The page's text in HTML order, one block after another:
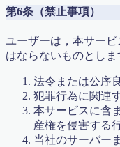
映像コンテンツ
更新情報
最難関中学入試
特別講座
特定商取引法に
生徒・保護者の声
算数から数学へ
算数オリンピック
第6条（禁止事項）
ユーザーは，本サー
はならないものとしま
法令または公序
犯罪行為に関連
本サービスに含
産権を侵害する
当社のサーバー